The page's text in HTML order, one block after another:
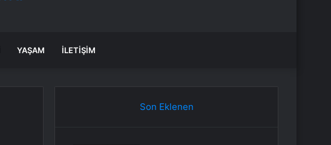
YAŞAM İLETIŞIM
Son Eklenen